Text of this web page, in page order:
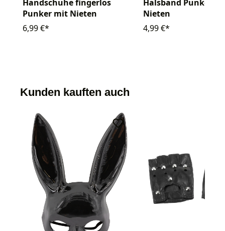
Handschuhe fingerlos
Punker mit Nieten
6,99 €*
Halsband Punker
Nieten
4,99 €*
Kunden kauften auch